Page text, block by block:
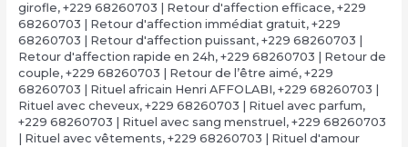
girofle, +229 68260703 | Retour d'affection efficace, +229
68260703 | Retour d'affection immédiat gratuit, +229
68260703 | Retour d'affection puissant, +229 68260703 |
Retour d'affection rapide en 24h, +229 68260703 | Retour de
couple, +229 68260703 | Retour de l’être aimé, +229
68260703 | Rituel africain Henri AFFOLABI, +229 68260703 |
Rituel avec cheveux, +229 68260703 | Rituel avec parfum,
+229 68260703 | Rituel avec sang menstruel , +229 68260703
| Rituel avec vêtements, +229 68260703 | Rituel d'amour